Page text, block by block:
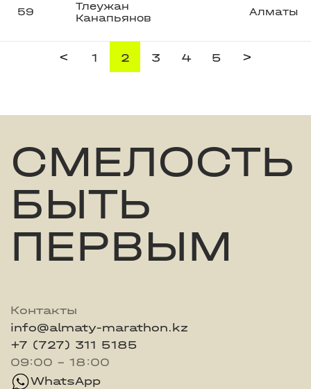
59
Тлеужан
Канапьянов
Алматы
< 1 2 3 4 5 >
СМЕЛОСТЬ
БЫТЬ
ПЕРВЫМ
Контакты
info@almaty-marathon.kz
+7 (727) 311 5185
09:00 - 18:00
WhatsApp